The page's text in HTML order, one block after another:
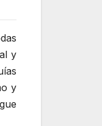
y
y